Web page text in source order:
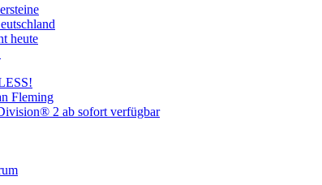
heute
Fleming
2 ab sofort verfügbar